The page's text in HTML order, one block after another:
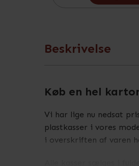
Beskrivelse
Køb en hel
Vi har lige nu nedsat
plastkasser i vores
i overskriften af varen